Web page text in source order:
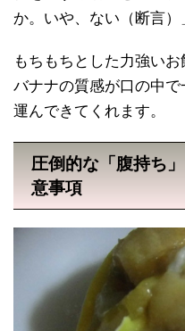
か。いや、ない（断言）
もちもちとした力強い
バナナの質感が口の中
運んできてくれます。
圧倒的な「腹持ち
意事項